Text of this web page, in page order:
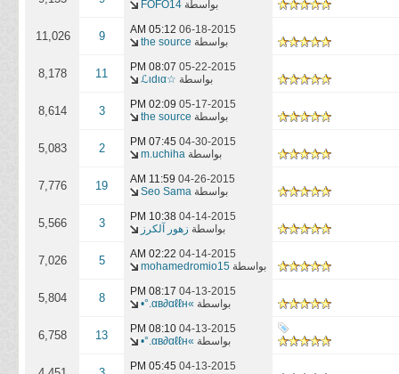
بواسطة FOFO14
06-18-2015
05:12 AM
بواسطة the source
9
11,026
05-22-2015
08:07 PM
بواسطة ☆ℒιdια
11
8,178
05-17-2015
02:09 PM
بواسطة the source
3
8,614
04-30-2015
07:45 PM
بواسطة m.uchiha
2
5,083
04-26-2015
11:59 AM
بواسطة Seo Sama
19
7,776
04-14-2015
10:38 PM
بواسطة زهور آلكرز 3
5,566
04-14-2015
02:22 AM
بواسطة mohamedromio15
5
7,026
04-13-2015
08:17 PM
بواسطة »αв∂αℓℓн.°•
8
5,804
04-13-2015
08:10 PM
بواسطة »αв∂αℓℓн.°•
13
6,758
04-13-2015
05:45 PM